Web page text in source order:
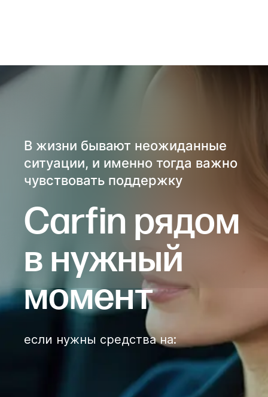
В жизни бывают неожиданные
ситуации, и именно тогда важно
чувствовать поддержку
Сarfin рядом
в нужный
момент
если нужны средства на: